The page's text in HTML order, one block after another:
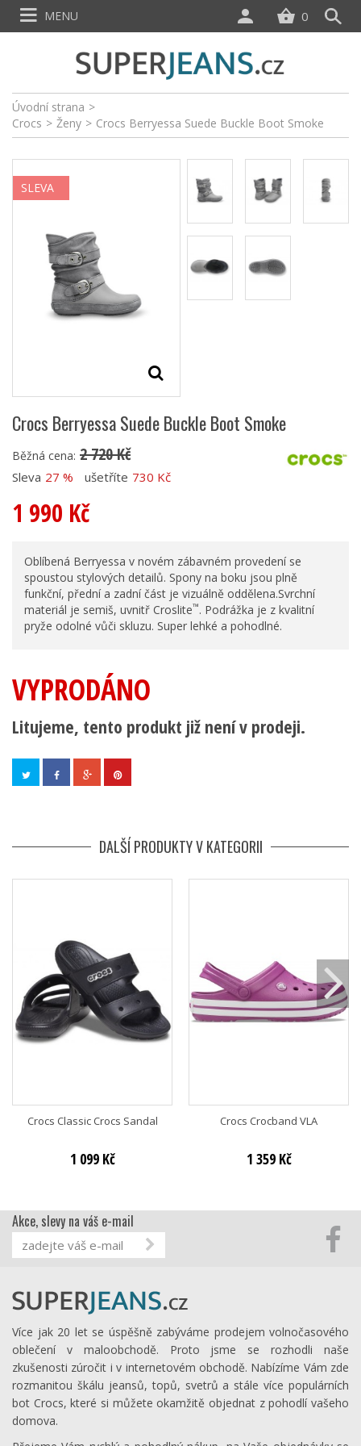
Úvodní strana >
Crocs > Ženy > Crocs Berryessa Suede Buckle Boot Smoke
SLEVA
Crocs Berryessa Suede Buckle Boot Smoke
Běžná cena: 2 720 Kč
Sleva 27 % ušetříte 730 Kč
1 990 Kč
Oblíbená Berryessa v novém zábavném provedení se
spoustou stylových detailů. Spony na boku jsou plně
funkční, přední a zadní část je vizuálně oddělena.Svrchní
materiál je semiš, uvnitř Croslite™. Podrážka je z kvalitní
pryže odolné vůči skluzu. Super lehké a pohodlné.
VYPRODÁNO
Litujeme, tento produkt již není v prodeji.
DALŠÍ PRODUKTY V KATEGORII
Crocs Classic Crocs Sandal
1 099 Kč
Crocs Crocband VLA
1 359 Kč
0
MENU
Akce, slevy na váš e-mail
Více jak 20 let se úspěšně zabýváme prodejem volnočasového
oblečení v maloobchodě. Proto jsme se rozhodli naše
zkušenosti zúročit i v internetovém obchodě. Nabízíme Vám zde
rozmanitou škálu jeansů, topů, svetrů a stále více populárních
bot Crocs, které si můžete okamžitě objednat z pohodlí vašeho
domova.